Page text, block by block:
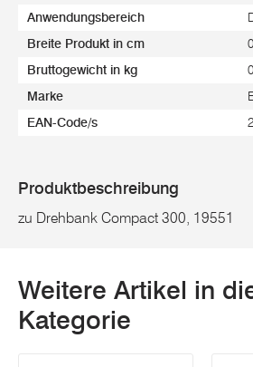
Anwendungsbereich
Breite Produkt in cm
Bruttogewicht in kg
Marke
EAN-Code/s
Produktbeschreibung
zu Drehbank Compact 300, 19551
Weitere Artikel in
Kategorie